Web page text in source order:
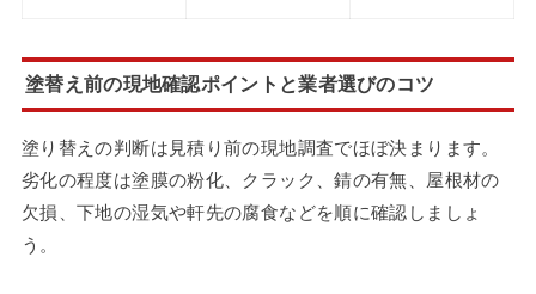
塗替え前の現地確認ポイントと業者選びのコツ
塗り替えの判断は見積り前の現地調査でほぼ決まります。
劣化の程度は塗膜の粉化、クラック、錆の有無、屋根材の
欠損、下地の湿気や軒先の腐食などを順に確認しましょ
う。